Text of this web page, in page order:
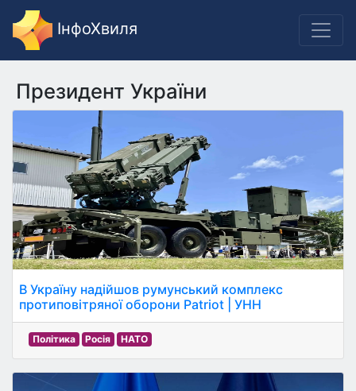
ІнфоХвиля
Президент України
В Україну надійшов румунський комплекс
протиповітряної оборони Patriot | УНН
Політика Росія НАТО